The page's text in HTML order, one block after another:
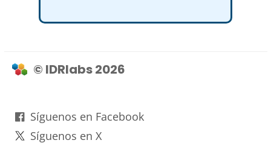
© IDRlabs 2026
Síguenos en Facebook
Síguenos en X